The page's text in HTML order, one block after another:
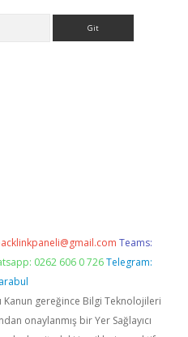
Teams:
0262 606 0 726 Telegram:
Kanun gereğince Bilgi Teknolojileri
onaylanmış bir Yer Sağlayıcı